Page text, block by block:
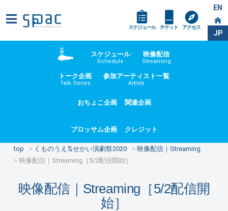
EN
JP
スケジュール チケット アクセス
スケジュール
Schedule
映像配信
Streaming
トーク企画
Talk Series
参加アーティスト一覧
Artists
おちょこ企画 関連企画
ブロッサム企画 クレジット
top くものうえ⇅せかい演劇祭2020
映像配信｜Streaming
映像配信｜Streaming［5/2配信開始］
映像配信｜Streaming［5/2配信開
始］